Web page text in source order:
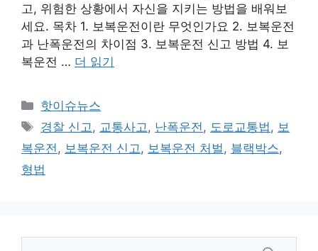
고, 위험한 상황에서 자신을 지키는 방법을 배워보
세요. 목차 1. 보복운전이란 무엇인가요 2. 보복운전
과 난폭운전의 차이점 3. 보복운전 신고 방법 4. 보
복운전 … 더 읽기
카
테
고
리
핫이슈뉴스
태
그
경찰 신고 , 교통사고 , 난폭운전 , 도로교통법 , 보
복운전 , 보복운전 신고 , 보복운전 처벌 , 블랙박스,
형법